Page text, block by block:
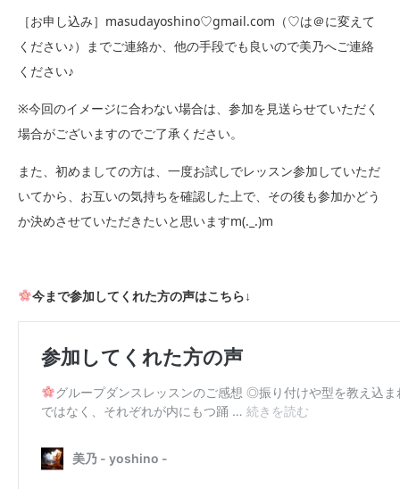
［お申し込み］masudayoshino♡gmail.com（♡は＠に変えて
ください♪）までご連絡か、他の手段でも良いので美乃へご連絡
ください♪
※今回のイメージに合わない場合は、参加を見送らせていただく
場合がございますのでご了承ください。
また、初めましての方は、一度お試しでレッスン参加していただ
いてから、お互いの気持ちを確認した上で、その後も参加かどう
か決めさせていただきたいと思いますm(._.)m
今まで参加してくれた方の声はこちら↓